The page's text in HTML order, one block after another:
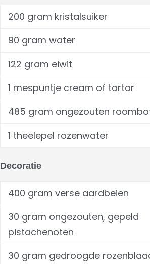
200 gram kristalsuiker
90 gram water
122 gram eiwit
1 mespuntje cream of tartar
485 gram ongezouten
1 theelepel rozenwater
Decoratie
400 gram verse aardbeien
30 gram ongezouten, gepeld
pistachenoten
30 gram gedroogde